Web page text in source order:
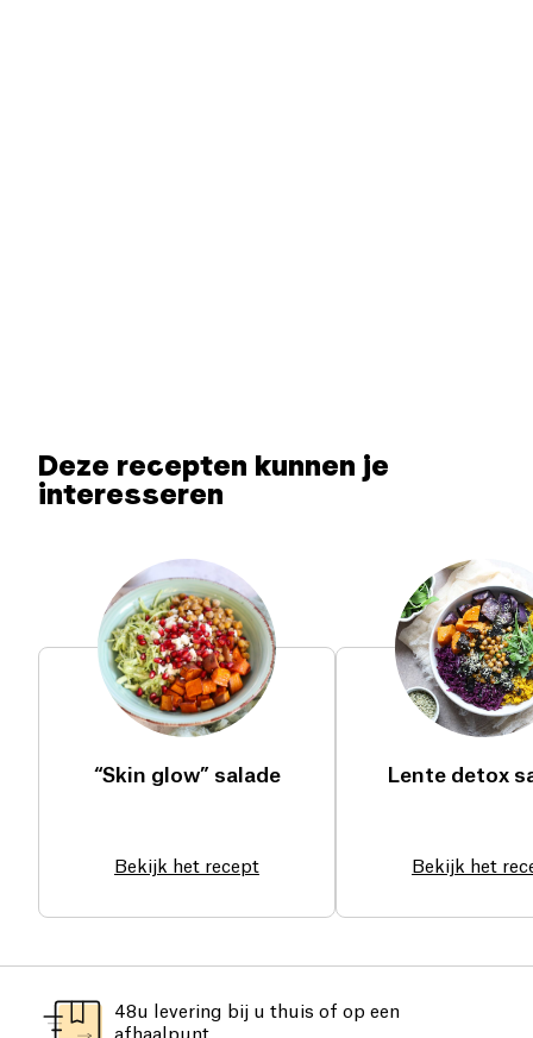
Deze recepten kunnen je
interesseren
“Skin glow” salade
Bekijk het recept
Lente detox
Bekijk het
48u levering bij u thuis of op een